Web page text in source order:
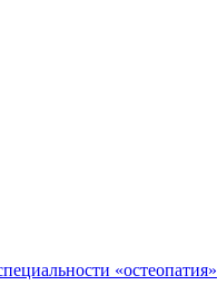
«остеопатия»